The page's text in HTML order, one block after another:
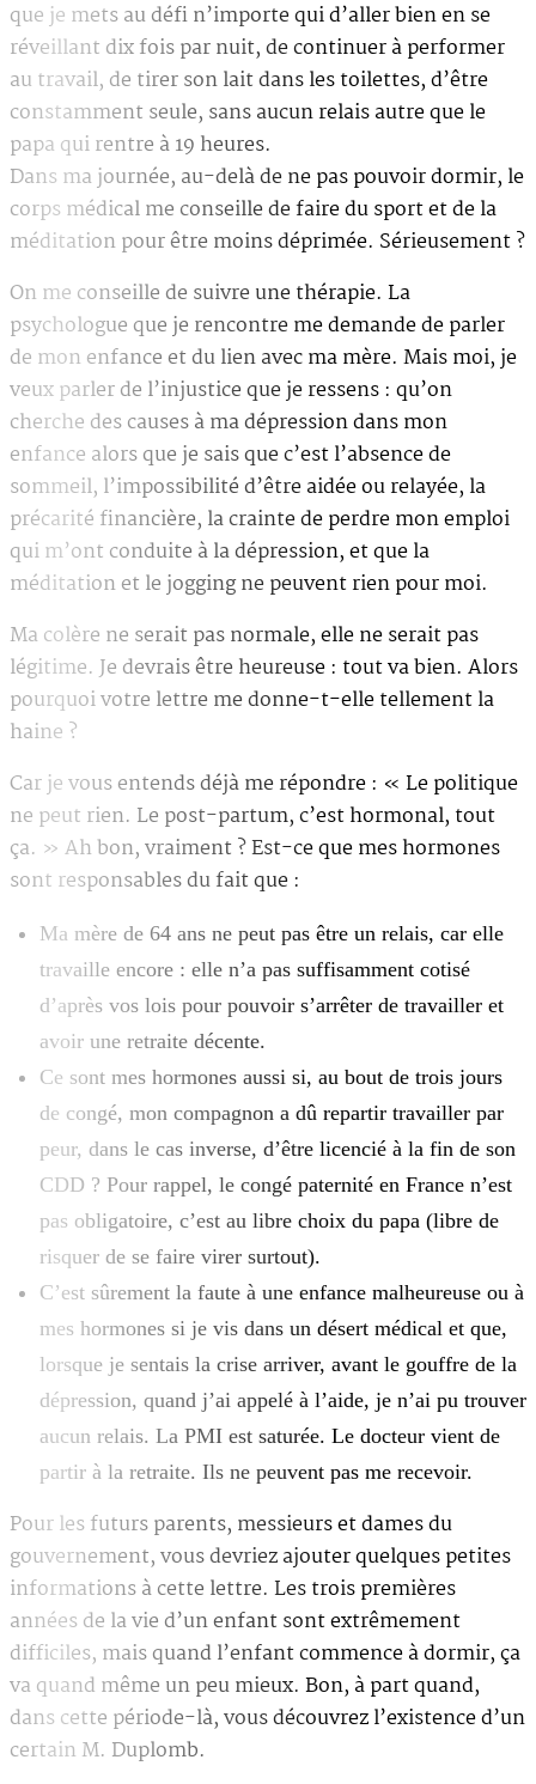
que je mets au défi n’importe qui d’aller bien en se
réveillant dix fois par nuit, de continuer à performer
au travail, de tirer son lait dans les toilettes, d’être
constamment seule, sans aucun relais autre que le
papa qui rentre à 19 heures.
Dans ma journée, au-delà de ne pas pouvoir dormir, le
corps médical me conseille de faire du sport et de la
méditation pour être moins déprimée. Sérieusement ?
On me conseille de suivre une thérapie. La
psychologue que je rencontre me demande de parler
de mon enfance et du lien avec ma mère. Mais moi, je
veux parler de l’injustice que je ressens : qu’on
cherche des causes à ma dépression dans mon
enfance alors que je sais que c’est l’absence de
sommeil, l’impossibilité d’être aidée ou relayée, la
précarité financière, la crainte de perdre mon emploi
qui m’ont conduite à la dépression, et que la
méditation et le jogging ne peuvent rien pour moi.
Ma colère ne serait pas normale, elle ne serait pas
légitime. Je devrais être heureuse : tout va bien. Alors
pourquoi votre lettre me donne-t-elle tellement la
haine ?
Car je vous entends déjà me répondre : « Le politique
ne peut rien. Le post-partum, c’est hormonal, tout
ça. » Ah bon, vraiment ? Est-ce que mes hormones
sont responsables du fait que :
Ma mère de 64 ans ne peut pas être un relais, car elle
travaille encore : elle n’a pas suffisamment cotisé
d’après vos lois pour pouvoir s’arrêter de travailler et
avoir une retraite décente.
Ce sont mes hormones aussi si, au bout de trois jours
de congé, mon compagnon a dû repartir travailler par
peur, dans le cas inverse, d’être licencié à la fin de son
CDD ? Pour rappel, le congé paternité en France n’est
pas obligatoire, c’est au libre choix du papa (libre de
risquer de se faire virer surtout).
C’est sûrement la faute à une enfance malheureuse ou à
mes hormones si je vis dans un désert médical et que,
lorsque je sentais la crise arriver, avant le gouffre de la
dépression, quand j’ai appelé à l’aide, je n’ai pu trouver
aucun relais. La PMI est saturée. Le docteur vient de
partir à la retraite. Ils ne peuvent pas me recevoir.
Pour les futurs parents, messieurs et dames du
gouvernement, vous devriez ajouter quelques petites
informations à cette lettre. Les trois premières
années de la vie d’un enfant sont extrêmement
difficiles, mais quand l’enfant commence à dormir, ça
va quand même un peu mieux. Bon, à part quand,
dans cette période-là, vous découvrez l’existence d’un
certain M. Duplomb.